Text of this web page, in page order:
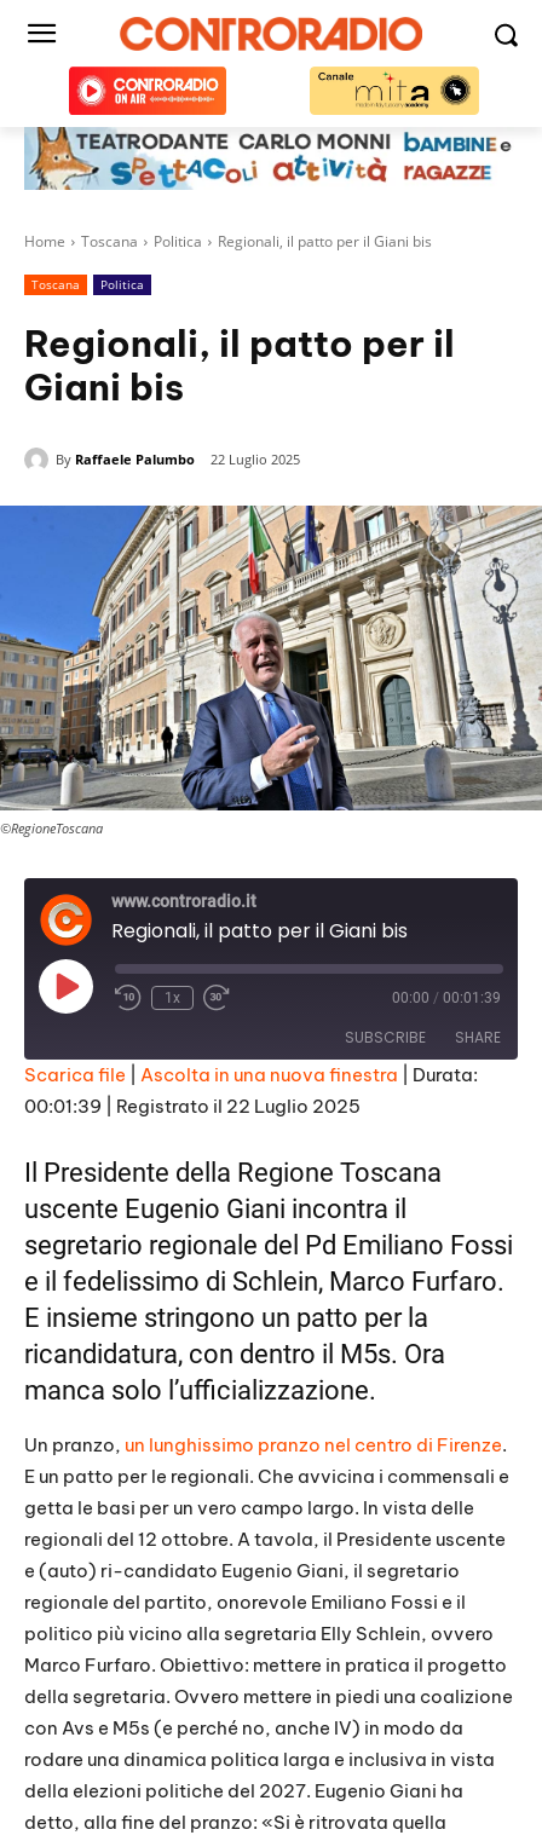
Home Toscana Politica Regionali, il patto per il Giani bis
Toscana Politica
Regionali, il patto per il
Giani bis
By Raffaele Palumbo 22 Luglio 2025
©RegioneToscana
www.controradio.it
Regionali, il patto per il Giani bis
P
l
E
p
i
e
1x 00:00 / 00:01:39
SUBSCRIBE SHARE
SHARE
LINK
EMBED
Scarica file Ascolta in una nuova finestra
Durata:
00:01:39
Registrato il 22 Luglio 2025
Il Presidente della Regione Toscana
uscente Eugenio Giani incontra il
segretario regionale del Pd Emiliano Fossi
e il fedelissimo di Schlein, Marco Furfaro.
E insieme stringono un patto per la
ricandidatura, con dentro il M5s. Ora
manca solo l’ufficializzazione.
Un pranzo, un lunghissimo pranzo nel centro di Firenze.
E un patto per le regionali. Che avvicina i commensali e
getta le basi per un vero campo largo. In vista delle
regionali del 12 ottobre. A tavola, il Presidente uscente
e (auto) ri-candidato Eugenio Giani, il segretario
regionale del partito, onorevole Emiliano Fossi e il
politico più vicino alla segretaria Elly Schlein, ovvero
Marco Furfaro. Obiettivo: mettere in pratica il progetto
della segretaria. Ovvero mettere in piedi una coalizione
con Avs e M5s (e perché no, anche IV) in modo da
rodare una dinamica politica larga e inclusiva in vista
della elezioni politiche del 2027. Eugenio Giani ha
detto, alla fine del pranzo: «Si è ritrovata quella